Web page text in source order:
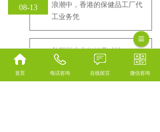
08-13
浪潮中，香港的保健品工厂代
工业务凭
2025
08-10
槲皮素保健品对肺部健康群体
的作用探析，海外保健品代工
首页 电话咨询 在线留言 微信咨询